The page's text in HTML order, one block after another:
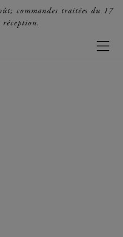
commandes traitées du 17